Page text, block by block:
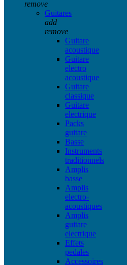
remove
Guitares
add
remove
Guitare
acoustique
Guitare
electro
acoustique
Guitare
classique
Guitare
electrique
Packs
guitare
Basse
Instruments
traditionnels
Amplis
basse
Amplis
electro-
acoustiques
Amplis
guitare
electrique
Effets
pedales
Accessoires